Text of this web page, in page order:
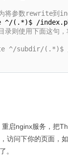
参数rewrite到
(.*)$ /
则使用下面这句，
subdir/(.*)$ /
启nginx服务，把
访问下你的页面，
。